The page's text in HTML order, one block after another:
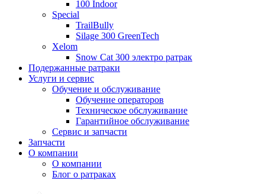
100 Indoor
Special
TrailBully
Silage 300 GreenTech
Xelom
Snow Cat 300 электро ратрак
Подержанные ратраки
Услуги и сервис
Обучение и обслуживание
Обучение операторов
Техническое обслуживание
Гарантийное обслуживание
Сервис и запчасти
Запчасти
О компании
О компании
Блог о ратраках